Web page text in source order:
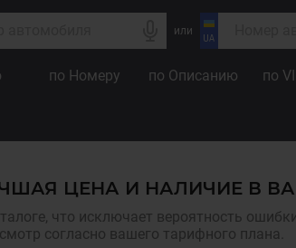
или
по Номеру по Описанию по
ЦЕНА И НАЛИЧИЕ В
что исключает вероятность
согласно вашего тарифного плана.